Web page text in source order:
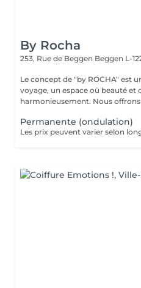
By Rocha
253, Rue de Beggen Beggen L-
Le concept de "by ROCHA" est
voyage, un espace où beauté
harmonieusement.
Permanente (ondulation)